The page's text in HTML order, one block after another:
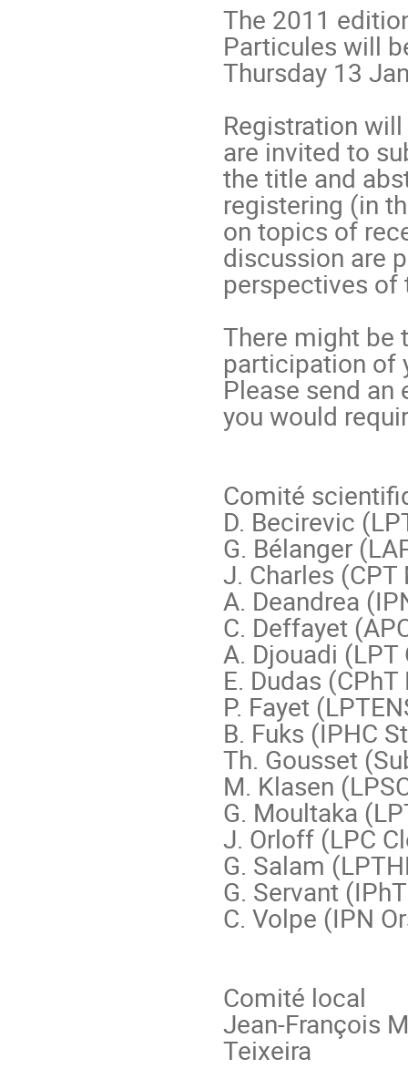
The 2011
Particules will
Thursday 13
Registration
are invited to
the title and
registering (in
on topics of
discussion are
perspectives
There might be
participation of
Please send
you would
Comité
D. Becirevic
G. Bélanger
J. Charles
A. Deandrea
C. Deffayet
A. Djouadi (LPT
E. Dudas
P. Fayet
B. Fuks (IPHC
Th. Gousset
M. Klasen
G. Moultaka
J. Orloff (LPC
G. Salam
G. Servant
C. Volpe (IPN
Comité local
Jean-François
Teixeira